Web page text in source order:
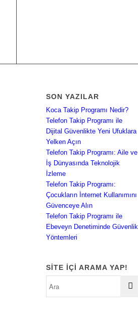
SON YAZILAR
Koca Takip Programı Nedir?
Telefon Takip Programı ile
Dijital Güvenlikte Yeni Ufuklara
Yelken Açın
Telefon Takip Programı: Aile ve
İş Dünyasında Teknolojik
İzleme
Telefon Takip Programı:
Çocukların İnternet Kullanımını
Güvenceye Alın
Telefon Takip Programı ile
Ebeveyn Denetiminde Güvenlik
Yöntemleri
SITE IÇI ARAMA YAP!